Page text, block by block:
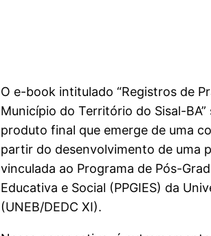
O e-book intitulado “Registros de
Município do Território do Sisal-
produto final que emerge de uma
partir do desenvolvimento de uma
vinculada ao Programa de Pós-
Educativa e Social (PPGIES) da
(UNEB/DEDC XI).